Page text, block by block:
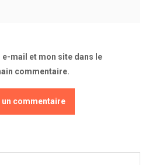
mail et mon site dans le
commentaire.